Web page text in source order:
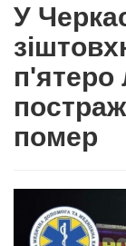
У
помер